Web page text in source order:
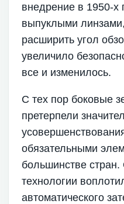
внедрение в 1950-х
выпуклыми
расширить угол
увеличило
все и изменилось.
С тех пор боковые
претерпели
обязательными
большинстве
технологии
автоматического